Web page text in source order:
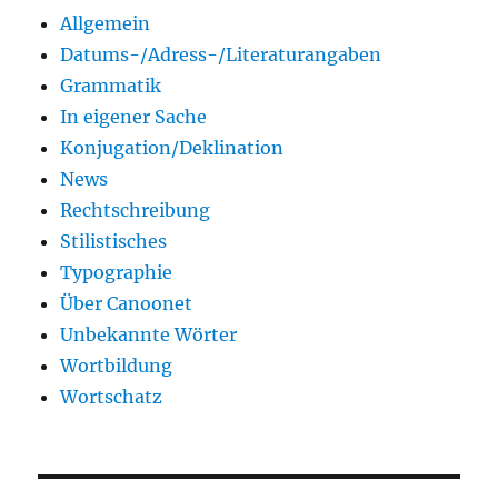
Allgemein
Datums-/Adress-/Literaturangaben
Grammatik
In eigener Sache
Konjugation/Deklination
News
Rechtschreibung
Stilistisches
Typographie
Über Canoonet
Unbekannte Wörter
Wortbildung
Wortschatz